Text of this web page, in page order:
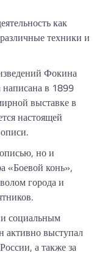
как
техники и
Фокина
в 1899
выставке в
настоящей
но и
«Боевой конь»,
города и
социальным
активно выступал
а также за